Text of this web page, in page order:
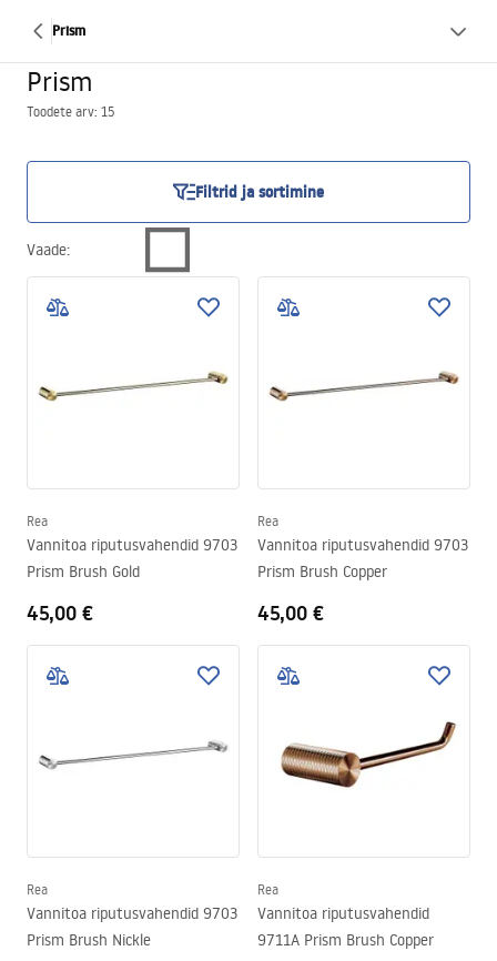
Prism
Prism
Toodete arv: 15
Filtrid ja sortimine
Vaade:
Rea
Vannitoa riputusvahendid 9703
Prism Brush Gold
45,00 €
Rea
Vannitoa riputusvahendid 9703
Prism Brush Copper
45,00 €
Rea
Vannitoa riputusvahendid 9703
Prism Brush Nickle
Rea
Vannitoa riputusvahendid
9711A Prism Brush Copper